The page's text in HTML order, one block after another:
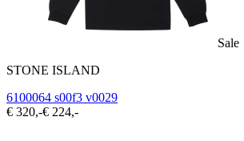
Sale
STONE ISLAND
6100064 s00f3 v0029
€ 320,-€ 224,-